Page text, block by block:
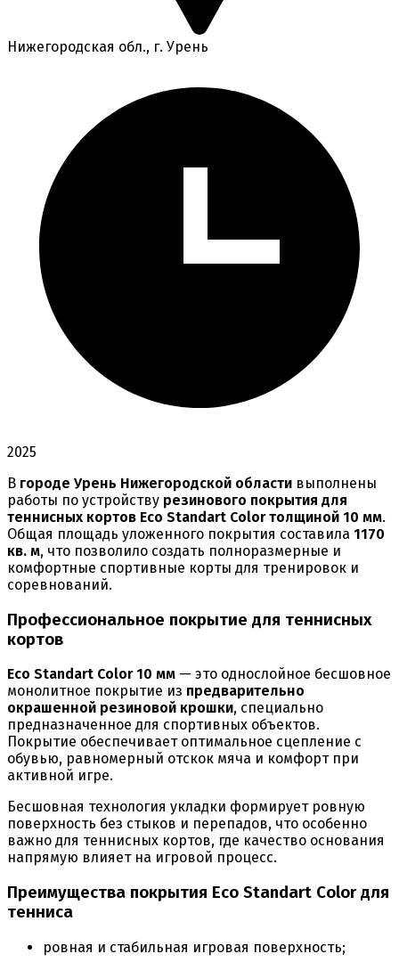
Нижегородская обл., г. Урень
2025
В городе Урень Нижегородской области выполнены
работы по устройству резинового покрытия для
теннисных кортов Eco Standart Color толщиной 10 мм.
Общая площадь уложенного покрытия составила 1170
кв. м, что позволило создать полноразмерные и
комфортные спортивные корты для тренировок и
соревнований.
Профессиональное покрытие для теннисных
кортов
Eco Standart Color 10 мм — это однослойное бесшовное
монолитное покрытие из предварительно
окрашенной резиновой крошки, специально
предназначенное для спортивных объектов.
Покрытие обеспечивает оптимальное сцепление с
обувью, равномерный отскок мяча и комфорт при
активной игре.
Бесшовная технология укладки формирует ровную
поверхность без стыков и перепадов, что особенно
важно для теннисных кортов, где качество основания
напрямую влияет на игровой процесс.
Преимущества покрытия Eco Standart Color для
тенниса
ровная и стабильная игровая поверхность;